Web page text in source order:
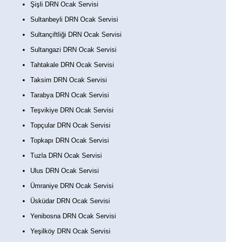
Şişli DRN Ocak Servisi
Sultanbeyli DRN Ocak Servisi
Sultançiftliği DRN Ocak Servisi
Sultangazi DRN Ocak Servisi
Tahtakale DRN Ocak Servisi
Taksim DRN Ocak Servisi
Tarabya DRN Ocak Servisi
Teşvikiye DRN Ocak Servisi
Topçular DRN Ocak Servisi
Topkapı DRN Ocak Servisi
Tuzla DRN Ocak Servisi
Ulus DRN Ocak Servisi
Ümraniye DRN Ocak Servisi
Üsküdar DRN Ocak Servisi
Yenibosna DRN Ocak Servisi
Yeşilköy DRN Ocak Servisi